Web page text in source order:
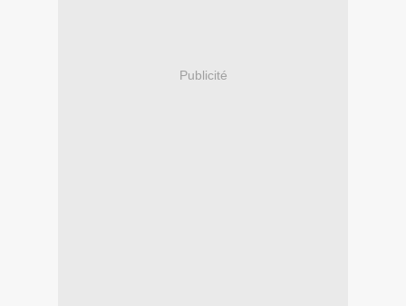
Publicité